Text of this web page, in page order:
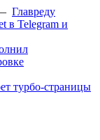
Главреду
в Telegram и
турбо-страницы